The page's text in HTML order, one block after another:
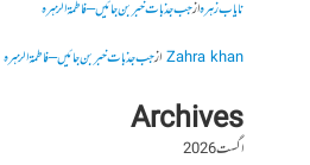
نایاب زہرہازجب جذبات خبر بن جائیں – فاطمۃالزہرہ
Zahra khanازجب جذبات خبر بن جائیں – فاطمۃالزہرہ
Archives
اگست 2026